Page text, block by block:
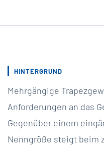
HINTERGRUND
Mehrgängige
Anforderungen an das
Gegenüber einem
Nenngröße steigt beim